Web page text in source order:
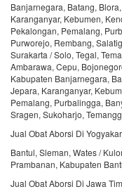
Banjarnegara, Batang,
Karanganyar, Kebumen,
Pekalongan, Pemalang,
Purworejo, Rembang,
Surakarta / Solo, Tegal,
Ambarawa, Cepu,
Kabupaten Banjarnegara,
Jepara, Karanganyar,
Pemalang, Purbalingga,
Sragen, Sukoharjo,
Jual Obat Aborsi Di
Bantul, Sleman, Wates /
Prambanan, Kabupaten
Jual Obat Aborsi Di Jawa